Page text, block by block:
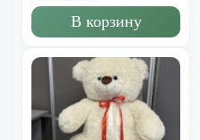
В корзину